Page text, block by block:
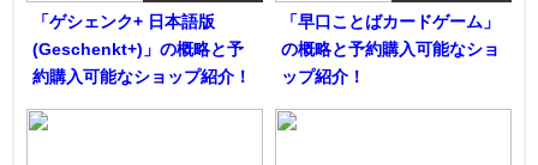
「ゲシェンク+ 日本語版
(Geschenkt+)」の概略と予
約購入可能なショップ紹介！
「早口ことばカードゲーム」
の概略と予約購入可能なショ
ップ紹介！